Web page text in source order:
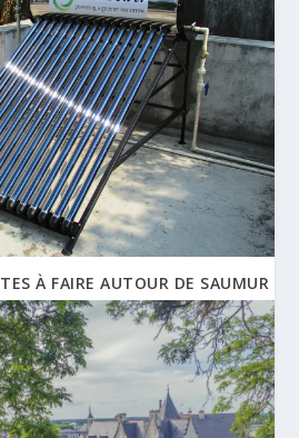
À FAIRE AUTOUR DE SAUMUR